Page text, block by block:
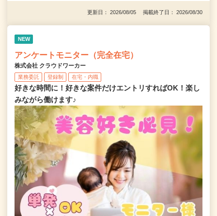
更新日： 2026/08/05 掲載終了日： 2026/08/30
NEW
アンケートモニター（完全在宅）
株式会社 クラウドワーカー
業務委託 登録制 在宅・内職
好きな時間に！好きな案件だけエントリすればOK！楽し
みながら働けます♪